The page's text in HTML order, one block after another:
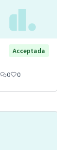
Acceptada
0 0